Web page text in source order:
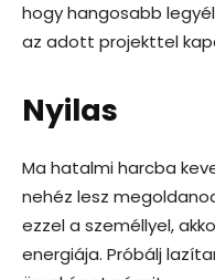
hogy hangosabb
az adott projekttel
Nyilas
Ma hatalmi harcba
nehéz lesz
ezzel a személlyel,
energiája. Próbálj